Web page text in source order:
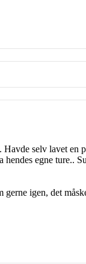
selv lavet en
egne ture..
igen, det